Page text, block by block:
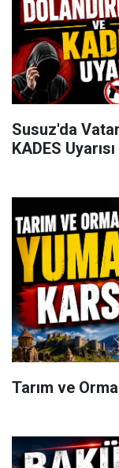
Susuz'da
KADES Uyarısı
Tarım ve